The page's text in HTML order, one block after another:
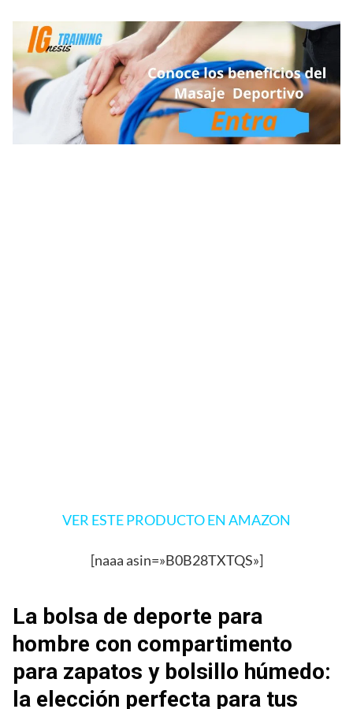
VER ESTE PRODUCTO EN AMAZON
[naaa asin=»B0B28TXTQS»]
La bolsa de deporte para
hombre con compartimento
para zapatos y bolsillo húmedo:
la elección perfecta para tus